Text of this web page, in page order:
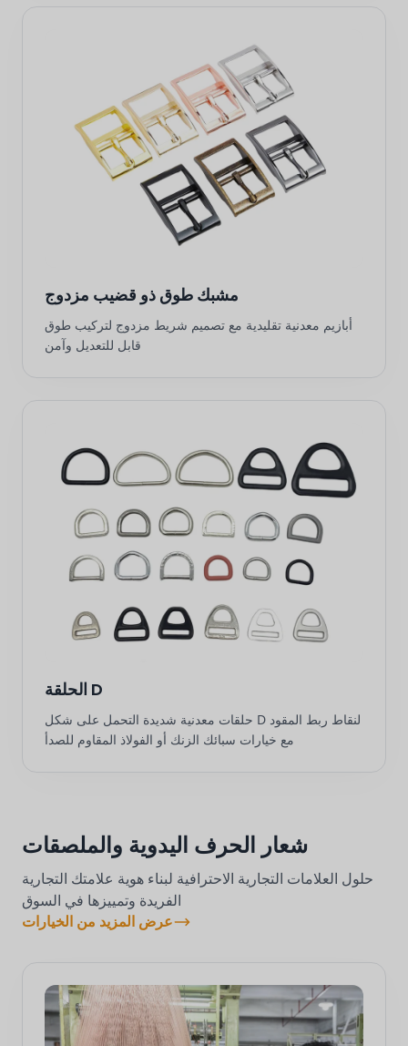
مشبك طوق ذو قضيب مزدوج
أبازيم معدنية تقليدية مع تصميم شريط مزدوج لتركيب طوق
قابل للتعديل وآمن
الحلقة D
حلقات معدنية شديدة التحمل على شكل D لنقاط ربط المقود
مع خيارات سبائك الزنك أو الفولاذ المقاوم للصدأ
شعار الحرف اليدوية والملصقات
حلول العلامات التجارية الاحترافية لبناء هوية علامتك التجارية
الفريدة وتمييزها في السوق
عرض المزيد من الخيارات